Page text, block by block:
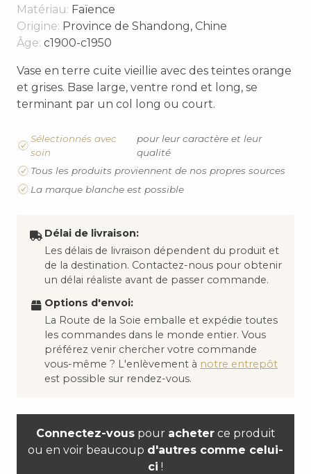
Matériau: Faïence
Origine: Province de Shandong, Chine
Âge: c1900-c1950
Vase en terre cuite vieillie avec des teintes orange
et grises. Base large, ventre rond et long, se
terminant par un col long ou court.
Sélectionnés avec
soin
pour leur caractère et leur
qualité
Tous les produits proviennent de nos propres sources
La marque blanche est possible
Délai de livraison:
Les délais de livraison dépendent du produit et
de la destination. Contactez-nous pour obtenir
un délai réaliste avant de passer commande.
Options d'envoi:
La Route de la Soie emballe et expédie toutes
les commandes dans le monde entier. Vous
préférez venir chercher votre commande
vous-même ? L'enlèvement à notre entrepôt
est possible sur rendez-vous.
Connectez-vouspour acheterce produit
ou en voir beaucoup d'autres comme celui-
ci !